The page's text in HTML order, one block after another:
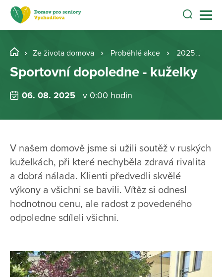
Ze života domova Proběhlé akce 2025
Sportovní dopoledne - kuželky
06. 08. 2025 v 0:00 hodin
V našem domově jsme si užili soutěž v ruských
kuželkách, při které nechyběla zdravá rivalita
a dobrá nálada. Klienti předvedli skvělé
výkony a všichni se bavili. Vítěz si odnesl
hodnotnou cenu, ale radost z povedeného
odpoledne sdíleli všichni.